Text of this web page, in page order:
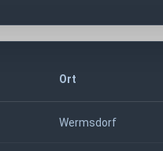
Ort
Wermsdorf